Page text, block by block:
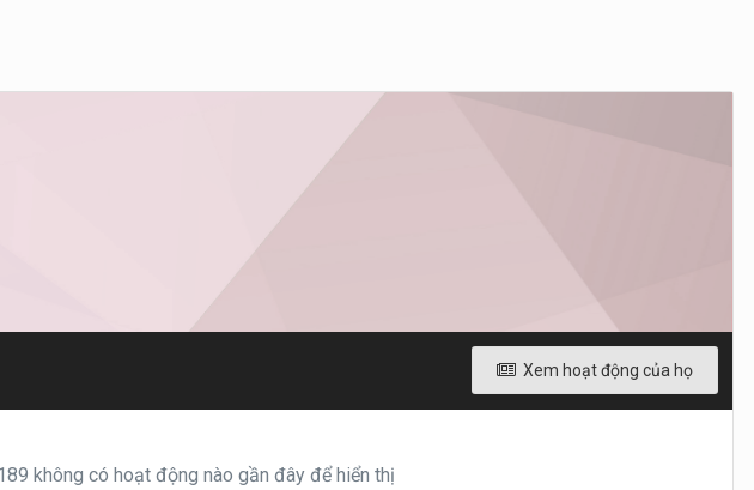
Xem hoạt động của họ
không có hoạt động nào gần đây để hiển thị